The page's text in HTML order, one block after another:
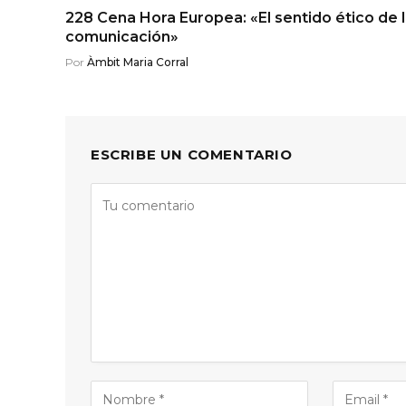
228 Cena Hora Europea: «El sentido ético de
comunicación»
Por Àmbit Maria Corral
ESCRIBE UN COMENTARIO